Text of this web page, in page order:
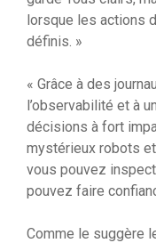
lorsque les actions
définis. »
« Grâce à des
l’observabilité et à
décisions à fort
mystérieux robots
vous pouvez
pouvez faire
Comme le suggère